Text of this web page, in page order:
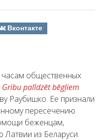
Вконтакте
часам общественных
Gribu palīdzēt bēgļiem
Раубишко. Ее признали
пересечению
беженцам,
из Беларуси.